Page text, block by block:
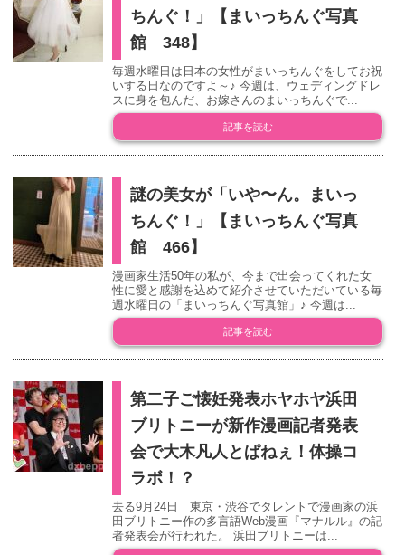
ちんぐ！」【まいっちんぐ写真
館 348】
毎週水曜日は日本の女性がまいっちんぐをしてお祝
いする日なのですよ～♪ 今週は、ウェディングドレ
スに身を包んだ、お嫁さんのまいっちんぐで...
記事を読む
謎の美女が「いや〜ん。まいっ
ちんぐ！」【まいっちんぐ写真
館 466】
漫画家生活50年の私が、今まで出会ってくれた女
性に愛と感謝を込めて紹介させていただいている毎
週水曜日の「まいっちんぐ写真館」♪ 今週は...
記事を読む
第二子ご懐妊発表ホヤホヤ浜田
ブリトニーが新作漫画記者発表
会で大木凡人とぱねぇ！体操コ
ラボ！？
去る9月24日 東京・渋谷でタレントで漫画家の浜
田ブリトニー作の多言語Web漫画『マナルル』の記
者発表会が行われた。 浜田ブリトニーは...